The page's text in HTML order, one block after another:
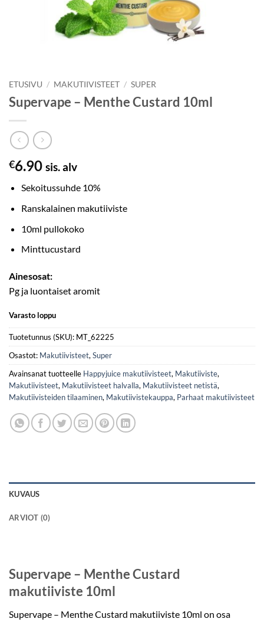
ETUSIVU / MAKUTIIVISTEET / SUPER
Supervape – Menthe Custard 10ml
€6.90 sis. alv
Sekoitussuhde 10%
Ranskalainen makutiiviste
10ml pullokoko
Minttucustard
Ainesosat:
Pg ja luontaiset aromit
Varasto loppu
Tuotetunnus (SKU): MT_62225
Osastot: Makutiivisteet, Super
Avainsanat tuotteelle Happyjuice makutiivisteet, Makutiiviste,
Makutiivisteet, Makutiivisteet halvalla, Makutiivisteet netistä,
Makutiivisteiden tilaaminen, Makutiivistekauppa, Parhaat makutiivisteet
KUVAUS
ARVIOT (0)
Supervape – Menthe Custard
makutiiviste 10ml
Supervape – Menthe Custard makutiiviste 10ml on osa